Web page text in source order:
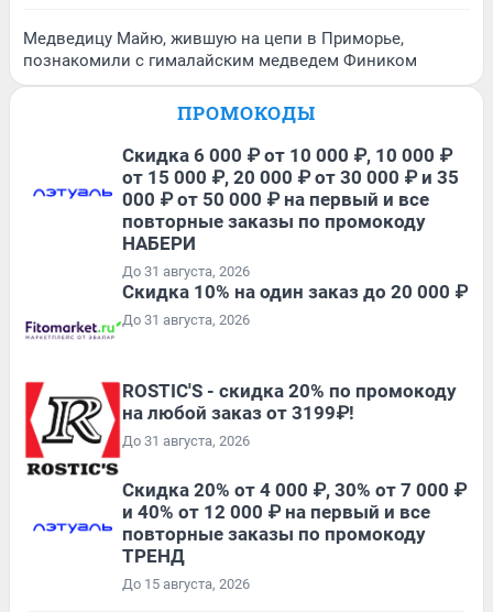
Медведицу Майю, жившую на цепи в Приморье,
познакомили с гималайским медведем Фиником
ПРОМОКОДЫ
Скидка 6 000 ₽ от 10 000 ₽, 10 000 ₽
от 15 000 ₽, 20 000 ₽ от 30 000 ₽ и 35
000 ₽ от 50 000 ₽ на первый и все
повторные заказы по промокоду
НАБЕРИ
До 31 августа, 2026
Скидка 10% на один заказ до 20 000 ₽
До 31 августа, 2026
ROSTIC'S - скидка 20% по промокоду
на любой заказ от 3199₽!
До 31 августа, 2026
Скидка 20% от 4 000 ₽, 30% от 7 000 ₽
и 40% от 12 000 ₽ на первый и все
повторные заказы по промокоду
ТРЕНД
До 15 августа, 2026